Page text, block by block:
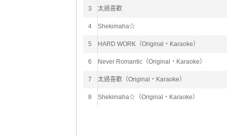
3 太過喜歡
4 Shekimaha☆
5 HARD WORK（Original・Karaoke）
6 Never Romantic（Original・Karaoke）
7 太過喜歡（Original・Karaoke）
8 Shekimaha☆（Original・Karaoke）